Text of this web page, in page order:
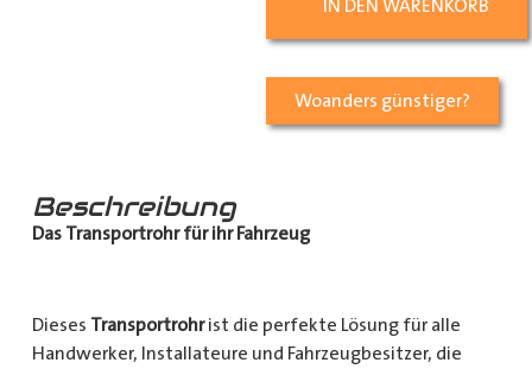
IN DEN WARENKORB
Woanders günstiger?
Beschreibung
Das Transportrohr für ihr Fahrzeug
Dieses Transportrohrist die perfekte Lösung für alle
Handwerker, Installateure und Fahrzeugbesitzer, die